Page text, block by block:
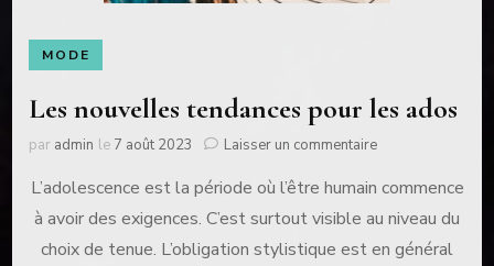
MODE
Les nouvelles tendances pour les ados
par admin le 7 août 2023 Laisser un commentairesur
nouvelles
tendances
les
L’adolescence est la période où l’être humain commence
à avoir des exigences. C’est surtout visible au niveau du
choix de tenue. L’obligation stylistique est en général